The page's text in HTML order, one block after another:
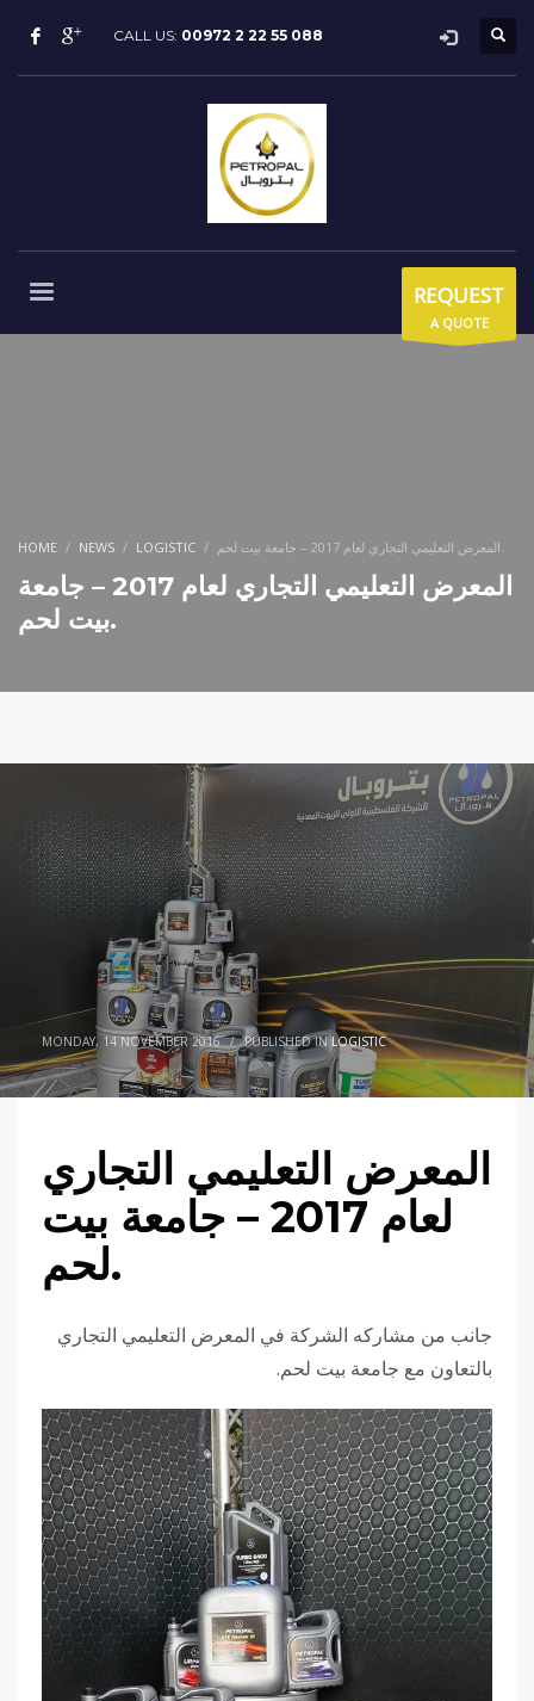
CALL US: 00972 2 22 55 088
REQUEST
A QUOTE
HOME NEWS LOGISTIC المعرض التعليمي التجاري لعام 2017 – جامعة بيت لحم.
المعرض التعليمي التجاري لعام 2017 – جامعة
بيت لحم.
MONDAY, 14 NOVEMBER 2016 / PUBLISHED INLOGISTIC
المعرض التعليمي التجاري
لعام 2017 – جامعة بيت
لحم.
جانب من مشاركه الشركة في المعرض التعليمي التجاري
بالتعاون مع جامعة بيت لحم.